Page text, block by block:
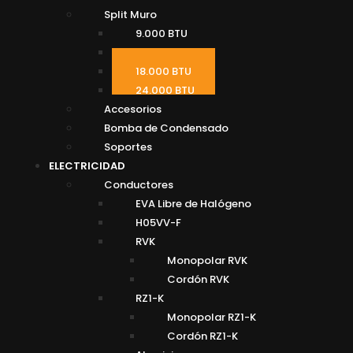
Split Muro
9.000 BTU
12.000 BTU
18.000 BTU
24.000 BTU
Accesorios
Bomba de Condensado
Soportes
ELECTRICIDAD
Conductores
EVA Libre de Halógeno
H05VV-F
RVK
Monopolar RVK
Cordón RVK
RZ1-K
Monopolar RZ1-K
Cordón RZ1-K